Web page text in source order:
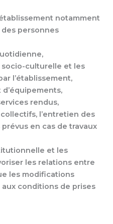
notamment
personnes
socio-culturelle et les
l’établissement,
rendus,
l’entretien des
en cas de travaux
et les
les relations entre
les modifications
conditions de prises